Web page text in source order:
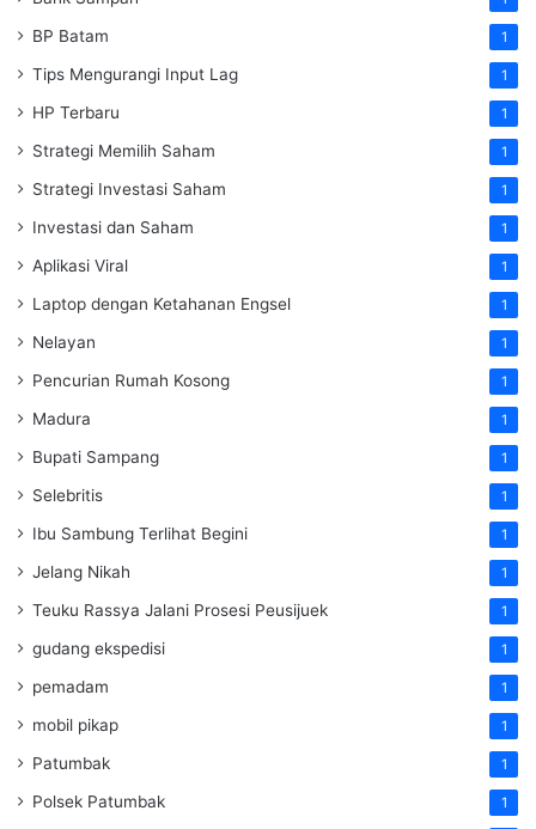
BP Batam 1
Tips Mengurangi Input Lag 1
HP Terbaru 1
Strategi Memilih Saham 1
Strategi Investasi Saham 1
Investasi dan Saham 1
Aplikasi Viral 1
Laptop dengan Ketahanan Engsel 1
Nelayan 1
Pencurian Rumah Kosong 1
Madura 1
Bupati Sampang 1
Selebritis 1
Ibu Sambung Terlihat Begini 1
Jelang Nikah 1
Teuku Rassya Jalani Prosesi Peusijuek 1
gudang ekspedisi 1
pemadam 1
mobil pikap 1
Patumbak 1
Polsek Patumbak 1